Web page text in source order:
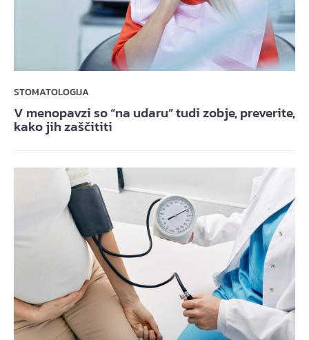
STOMATOLOGIJA
V menopavzi so “na udaru” tudi zobje, preverite,
kako jih zaščititi